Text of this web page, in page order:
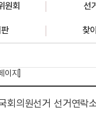
원회 선
찾
이지]
원선거 선거연락소 등 각종